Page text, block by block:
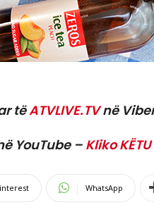
tëATVLIVE.TVnë
YouTube – Kliko KËTU
WhatsApp